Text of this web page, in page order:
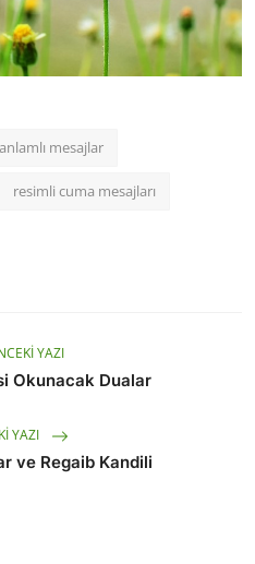
anlamlı mesajlar
resimli cuma mesajları
YAZI
Okunacak Dualar
YAZI
ve Regaib Kandili